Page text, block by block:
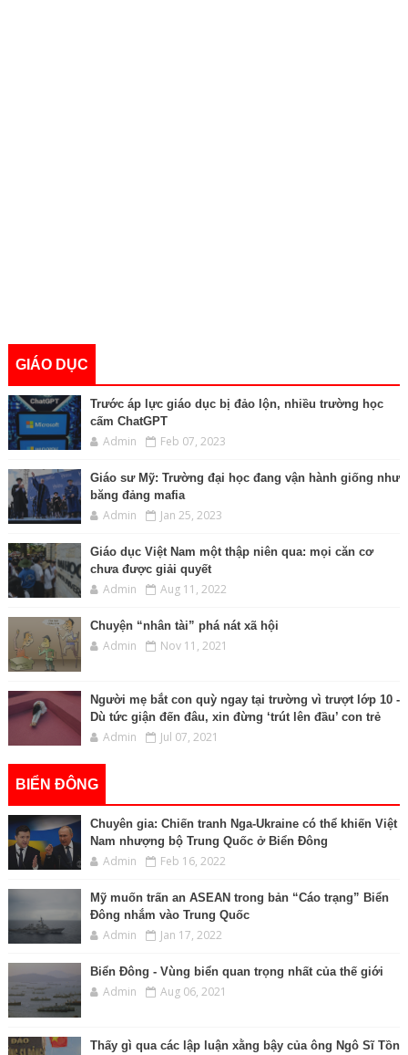
GIÁO DỤC
Trước áp lực giáo dục bị đảo lộn, nhiều trường học
cấm ChatGPT
Admin Feb 07, 2023
Giáo sư Mỹ: Trường đại học đang vận hành giống như
băng đảng mafia
Admin Jan 25, 2023
Giáo dục Việt Nam một thập niên qua: mọi căn cơ
chưa được giải quyết
Admin Aug 11, 2022
Chuyện “nhân tài” phá nát xã hội
Admin Nov 11, 2021
Người mẹ bắt con quỳ ngay tại trường vì trượt lớp 10 -
Dù tức giận đến đâu, xin đừng ‘trút lên đầu’ con trẻ
Admin Jul 07, 2021
BIỂN ĐÔNG
Chuyên gia: Chiến tranh Nga-Ukraine có thể khiến Việt
Nam nhượng bộ Trung Quốc ở Biển Đông
Admin Feb 16, 2022
Mỹ muốn trấn an ASEAN trong bản “Cáo trạng” Biển
Đông nhắm vào Trung Quốc
Admin Jan 17, 2022
Biển Đông - Vùng biển quan trọng nhất của thế giới
Admin Aug 06, 2021
Thấy gì qua các lập luận xằng bậy của ông Ngô Sĩ Tồn